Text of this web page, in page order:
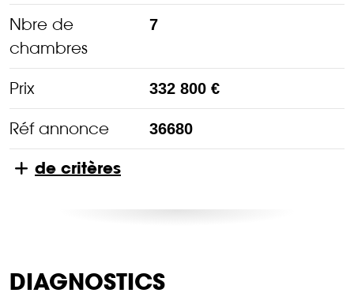
Nbre de
chambres
7
Prix 332 800 €
Réf annonce 36680
de critères
DIAGNOSTICS